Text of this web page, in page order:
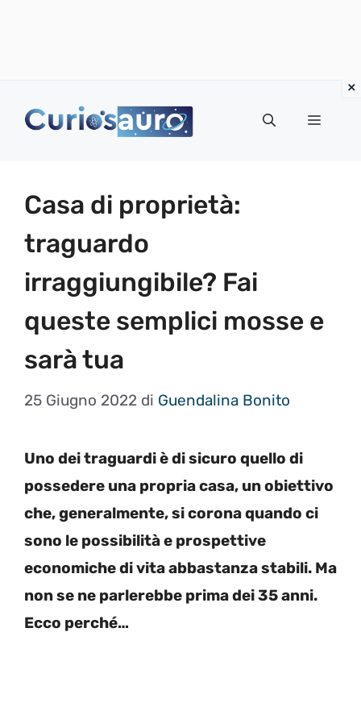
Menu
Casa di proprietà:
traguardo
irraggiungibile? Fai
queste semplici mosse e
sarà tua
25 Giugno 2022 di Guendalina Bonito
Uno dei traguardi è di sicuro quello di
possedere una propria casa, un obiettivo
che, generalmente, si corona quando ci
sono le possibilità e prospettive
economiche di vita abbastanza stabili. Ma
non se ne parlerebbe prima dei 35 anni.
Ecco perché…